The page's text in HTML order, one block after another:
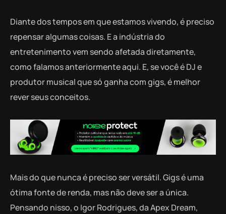
Diante dos tempos em que estamos vivendo, é preciso
repensar algumas coisas. E a indústria do
entretenimento vem sendo afetada diretamente,
como falamos anteriormente aqui. E, se você é DJ e
produtor musical que só ganha com gigs, é melhor
rever seus conceitos.
Mais do que nunca é preciso ser versátil. Gigs é uma
ótima fonte de renda, mas não deve ser a única.
Pensando nisso, o Igor Rodrigues, da Apex Dream,